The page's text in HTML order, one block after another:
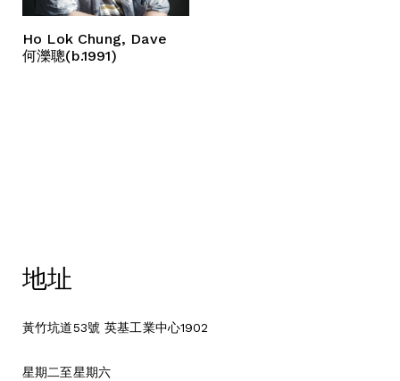
Ho Lok Chung, Dave
何濼聰(b.1991)
地址
黃竹坑道53號 英基工業中心1902
星期二至星期六